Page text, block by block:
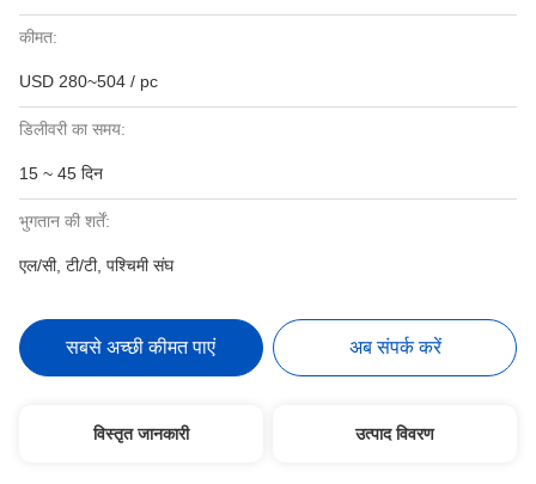
कीमत:
USD 280~504 / pc
डिलीवरी का समय:
15 ~ 45 दिन
भुगतान की शर्तें:
एल/सी, टी/टी, पश्चिमी संघ
सबसे अच्छी कीमत पाएं अब संपर्क करें
विस्तृत जानकारी उत्पाद विवरण